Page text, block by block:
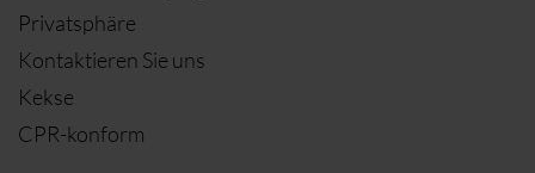
Privatsphäre
Kontaktieren Sie uns
Kekse
CPR-konform